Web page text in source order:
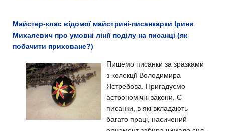
Майстер-клас відомої майстрині-писанкарки Ірини
Михалевич про умовні лінії поділу на писанці (як
побачити приховане?)
Пишемо писанки за зразками
з колекції Володимира
Ястребова. Пригадуємо
астрономічні закони. Є
писанки, в які вкладають
багато праці, насичений